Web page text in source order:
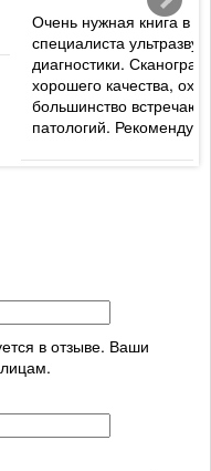
Очень нужная книга в
специалиста
диагностики.
хорошего качества,
большинство
патологий. Рекомендую
в отзыве. Ваши